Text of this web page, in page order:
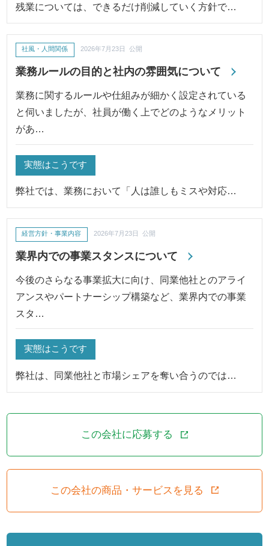
残業については、できるだけ削減していく方針で…
業務ルールの目的と社内の雰囲気について
社風・人間関係 2026年7月23日 公開
業務に関するルールや仕組みが細かく設定されている
と伺いましたが、社員が働く上でどのようなメリット
があ…
実態はこうです
弊社では、業務において「人は誰しもミスや対応…
業界内での事業スタンスについて
経営方針・事業内容 2026年7月23日 公開
今後のさらなる事業拡大に向け、同業他社とのアライ
アンスやパートナーシップ構築など、業界内での事業
スタ…
実態はこうです
弊社は、同業他社と市場シェアを奪い合うのでは…
この会社に応募する
この会社の商品・サービスを見る